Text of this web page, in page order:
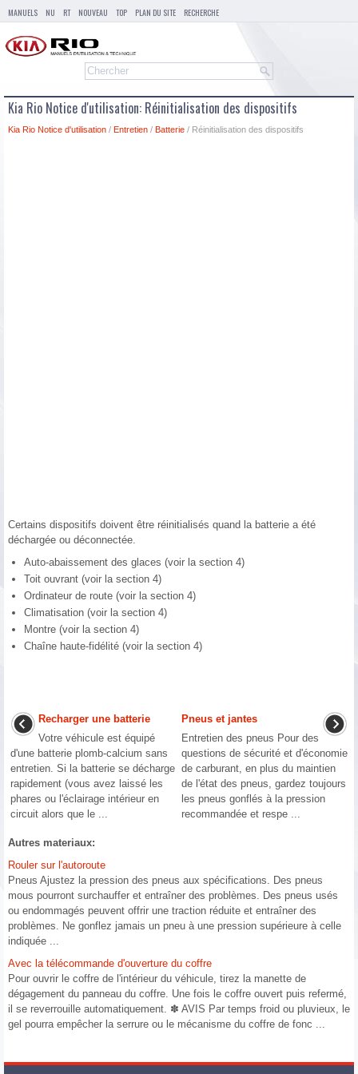
MANUELS NU RT NOUVEAU TOP PLAN DU SITE RECHERCHE
Kia Rio Notice d'utilisation: Réinitialisation des dispositifs
Kia Rio Notice d'utilisation / Entretien / Batterie / Réinitialisation des dispositifs
Certains dispositifs doivent être réinitialisés quand la batterie a été
déchargée ou déconnectée.
Auto-abaissement des glaces (voir la section 4)
Toit ouvrant (voir la section 4)
Ordinateur de route (voir la section 4)
Climatisation (voir la section 4)
Montre (voir la section 4)
Chaîne haute-fidélité (voir la section 4)
Recharger une batterie
Votre véhicule est équipé
d'une batterie plomb-calcium sans
entretien. Si la batterie se décharge
rapidement (vous avez laissé les
phares ou l'éclairage intérieur en
circuit alors que le ...
Pneus et jantes
Entretien des pneus Pour des
questions de sécurité et d'économie
de carburant, en plus du maintien
de l'état des pneus, gardez toujours
les pneus gonflés à la pression
recommandée et respe ...
Autres materiaux:
Rouler sur l'autoroute
Pneus Ajustez la pression des pneus aux spécifications. Des pneus
mous pourront surchauffer et entraîner des problèmes. Des pneus usés
ou endommagés peuvent offrir une traction réduite et entraîner des
problèmes. Ne gonflez jamais un pneu à une pression supérieure à celle
indiquée ...
Avec la télécommande d'ouverture du coffre
Pour ouvrir le coffre de l'intérieur du véhicule, tirez la manette de
dégagement du panneau du coffre. Une fois le coffre ouvert puis refermé,
il se reverrouille automatiquement. ✽ AVIS Par temps froid ou pluvieux, le
gel pourra empêcher la serrure ou le mécanisme du coffre de fonc ...